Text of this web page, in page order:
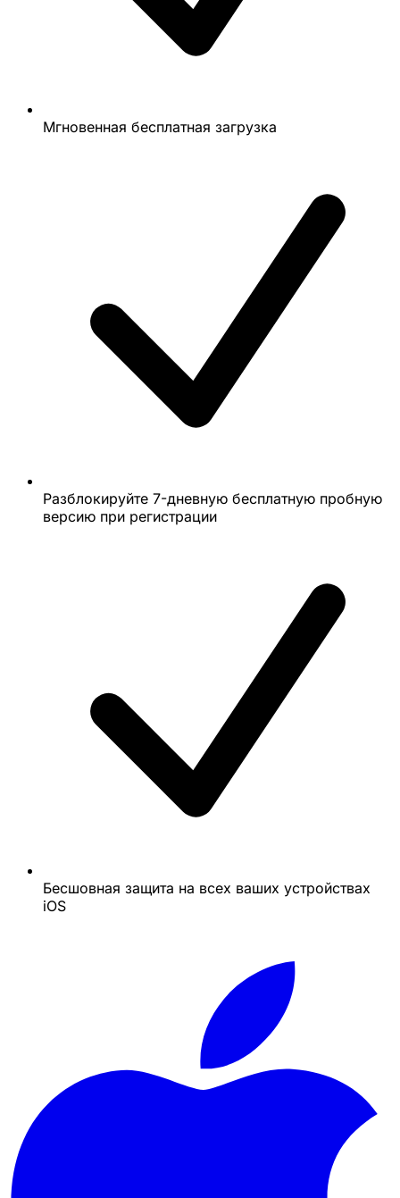
Мгновенная бесплатная загрузка
Разблокируйте 7-дневную бесплатную пробную
версию при регистрации
Бесшовная защита на всех ваших устройствах
iOS